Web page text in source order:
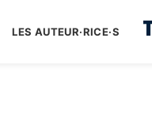
LES AUTEUR·RICE·S